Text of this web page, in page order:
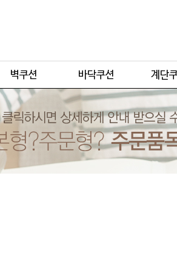
주문형
기본형
기본형
주문형